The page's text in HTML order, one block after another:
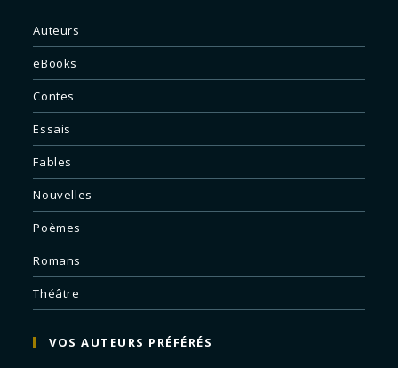
Auteurs
eBooks
Contes
Essais
Fables
Nouvelles
Poèmes
Romans
Théâtre
VOS AUTEURS PRÉFÉRÉS